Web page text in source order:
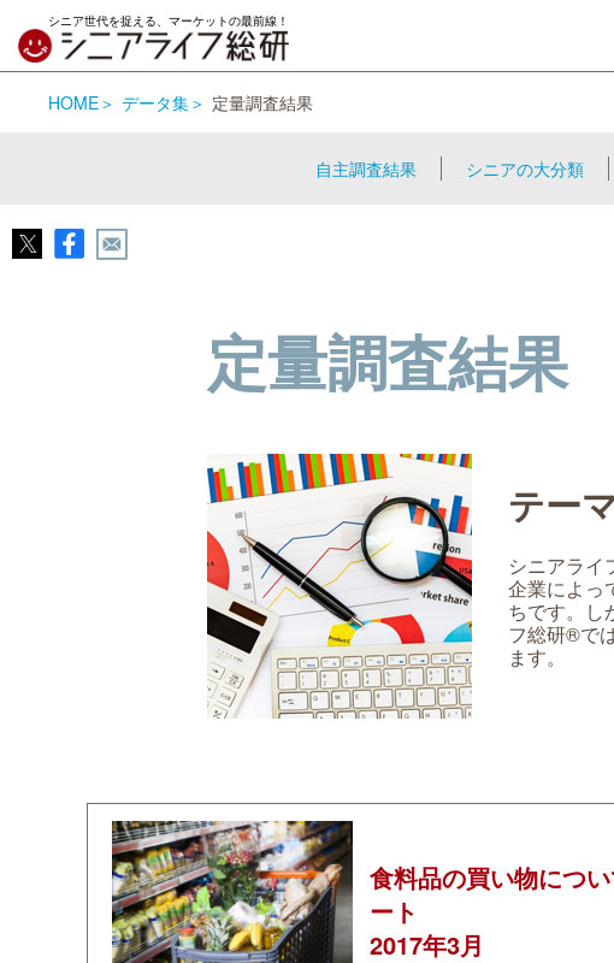
シニア世代を捉える、マーケットの最前線！
HOME データ集 定量調査結果
自主調査結果 シニアの大分類
定量調査結果
テー
シニアライ
企業によっ
ちです。し
フ総研®で
ます。
食料品の買い物につ
ート
2017年3月